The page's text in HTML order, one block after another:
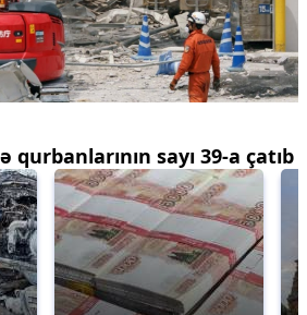
qurbanlarının sayı 39-a çatıb